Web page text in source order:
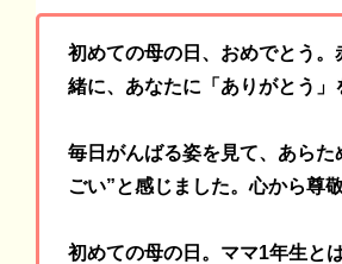
初めての母の日、おめでとう。
緒に、あなたに「ありがとう」
毎日がんばる姿を見て、あらた
ごい”と感じました。心から尊
初めての母の日。ママ1年生と